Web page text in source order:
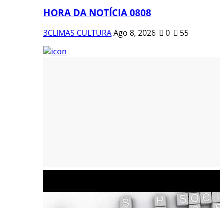
HORA DA NOTÍCIA 0808
3CLIMAS CULTURAAgo 8, 2026 0 55